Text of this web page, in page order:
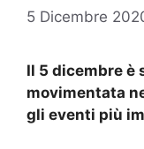
5 Dicembre
Il 5 dicembre è
movimentata
gli eventi più